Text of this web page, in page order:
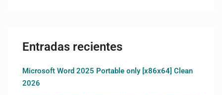
Entradas recientes
Microsoft Word 2025 Portable only [x86x64] Clean
2026